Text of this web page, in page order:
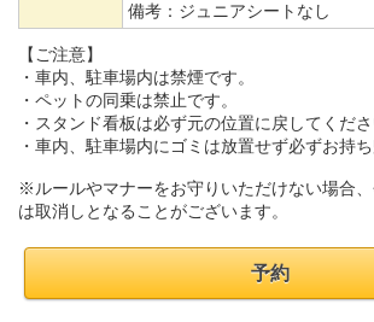
備考： ジュニアシートなし
【ご注意】
・車内、駐車場内は禁煙です。
・ペットの同乗は禁止です。
・スタンド看板は必ず元の位置に戻してくださ
・車内、駐車場内にゴミは放置せず必ずお持ち
※ルールやマナーをお守りいただけない場合
は取消しとなることがございます。
予約